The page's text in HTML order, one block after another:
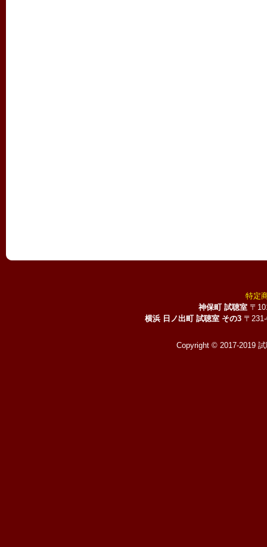
特定
神保町 試聴室 〒
横浜 日ノ出町 試聴室 その3 〒
Copyright © 2017-2019